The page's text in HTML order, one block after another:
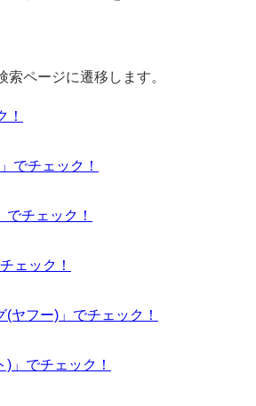
ページに遷移します。
！
でチェック！
でチェック！
ェック！
(ヤフー)」でチェック！
)」でチェック！